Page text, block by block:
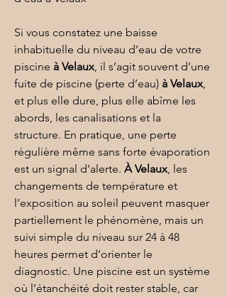
Si vous constatez une baisse
inhabituelle du niveau d’eau de votre
piscine à Velaux, il s’agit souvent d’une
fuite de piscine (perte d’eau) à Velaux,
et plus elle dure, plus elle abîme les
abords, les canalisations et la
structure. En pratique, une perte
régulière même sans forte évaporation
est un signal d’alerte. À Velaux, les
changements de température et
l’exposition au soleil peuvent masquer
partiellement le phénomène, mais un
suivi simple du niveau sur 24 à 48
heures permet d’orienter le
diagnostic. Une piscine est un système
où l’étanchéité doit rester stable, car